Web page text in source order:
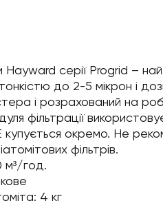
Hayward серії Progrid –
до 2-5 мікрон і
і розрахований на
фільтрації
купується окремо. Не
фільтрів.
м³/год.
4 кг